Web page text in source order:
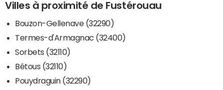
Villes à proximité de Fustérouau
Bouzon-Gellenave (32290)
Termes-d'Armagnac (32400)
Sorbets (32110)
Bétous (32110)
Pouydraguin (32290)